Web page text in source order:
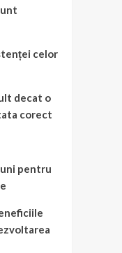
celor
decat o
corect
pentru